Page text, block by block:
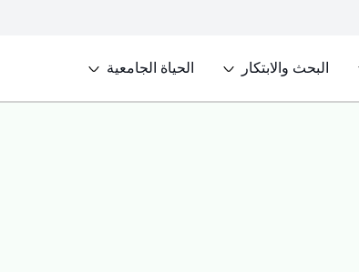
البحث والابتكار الحياة الجامعية